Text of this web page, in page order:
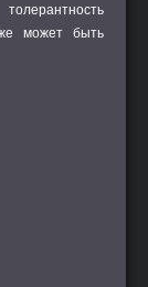
может быть